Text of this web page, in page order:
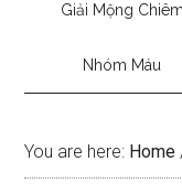
Giải Mộng
Nhóm Máu
You are here: Home